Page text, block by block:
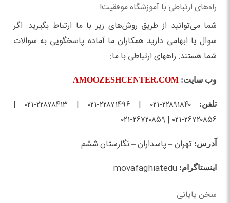
راه‌های ارتباطی با آموزشگاه موفقیت!
شما می‌توانید از طریق روش‌های زیر با ما ارتباط بگیرید. اگر
سوال یا ابهامی دارید همکاران ما آماده پاسخگویی به سوالات
شما هستند. راههای ارتباطی با ما:
وب سایت: AMOOZESHCENTER.COM
تلفن:
۲۲۸۹۱۸۴۰-۰۲۱ | ۲۲۸۷۱۴۹۶-۰۲۱ | ۲۲۸۷۸۴۱۳-۰۲۱ |
۲۶۷۲۰۸۵۶-۰۲۱ | ۲۶۷۲۰۸۵۹-۰۲۱
آدرس: تهران – پاسداران – نگارستان ششم
اینستاگرام: movafaghiatedu
سخن پایانی